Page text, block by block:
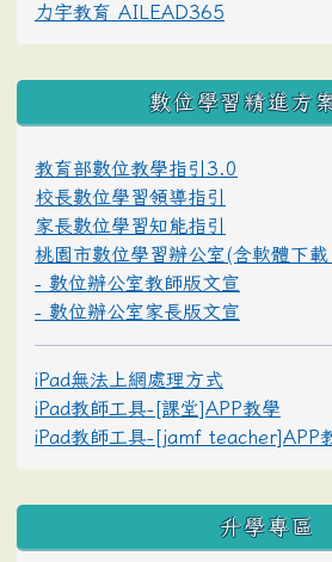
力宇教育 AILEAD365
數位學習精進方
教育部數位教學指引3.0
校長數位學習領導指引
家長數位學習知能指引
桃園市數位學習辦公室(含軟體下載
- 數位辦公室教師版文宣
- 數位辦公室家長版文宣
iPad無法上網處理方式
iPad教師工具-[課堂]APP教學
iPad教師工具-[jamf teacher]APP
升學專區